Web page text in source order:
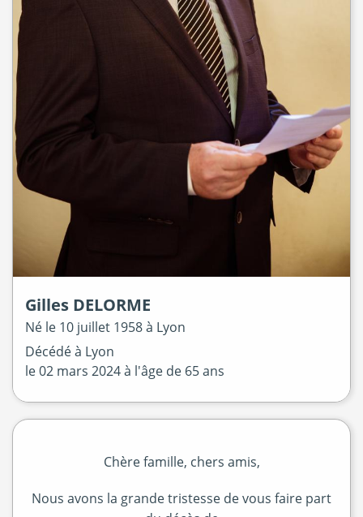
Gilles DELORME
Né le 10 juillet 1958 à Lyon
Décédé à Lyon
le02 mars 2024à l'âge de 65 ans
Chère famille, chers amis,
Nous avons la grande tristesse de vous faire part